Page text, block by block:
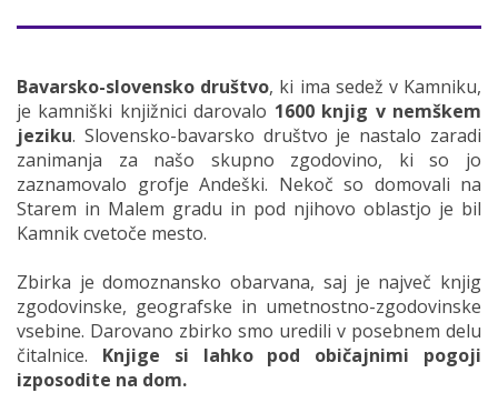
Bavarsko-slovensko društvo, ki ima sedež v Kamniku,
je kamniški knjižnici darovalo 1600 knjig v nemškem
jeziku. Slovensko-bavarsko društvo je nastalo zaradi
zanimanja za našo skupno zgodovino, ki so jo
zaznamovalo grofje Andeški. Nekoč so domovali na
Starem in Malem gradu in pod njihovo oblastjo je bil
Kamnik cvetoče mesto.
Zbirka je domoznansko obarvana, saj je največ knjig
zgodovinske, geografske in umetnostno-zgodovinske
vsebine. Darovano zbirko smo uredili v posebnem delu
čitalnice. Knjige si lahko pod običajnimi pogoji
izposodite na dom.